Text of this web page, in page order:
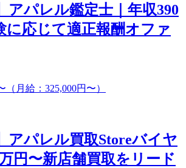
アパレル鑑定士｜年収390
に応じて適正報酬オファ
（月給：325,000円〜）
アパレル買取Storeバイヤ
円〜新店舗買取をリード